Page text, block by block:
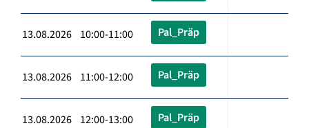
13.08.2026 10:00-11:00 Pal_Präp
13.08.2026 11:00-12:00 Pal_Präp
13.08.2026 12:00-13:00 Pal_Präp